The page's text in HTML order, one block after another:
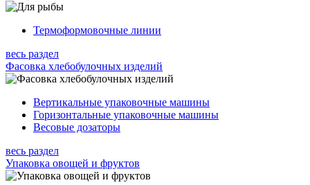
Термоформовочные линии
весь раздел
Фасовка хлебобулочных изделий
Вертикальные упаковочные машины
Горизонтальные упаковочные машины
Весовые дозаторы
весь раздел
Упаковка овощей и фруктов